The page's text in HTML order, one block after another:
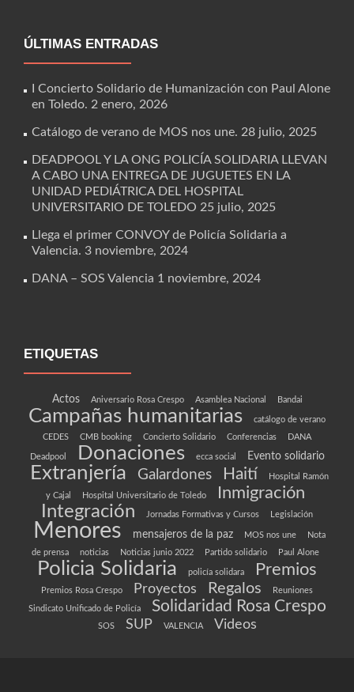
ÚLTIMAS ENTRADAS
I Concierto Solidario de Humanización con Paul Alone
en Toledo. 2 enero, 2026
Catálogo de verano de MOS nos une. 28 julio, 2025
DEADPOOL Y LA ONG POLICÍA SOLIDARIA LLEVAN
A CABO UNA ENTREGA DE JUGUETES EN LA
UNIDAD PEDIÁTRICA DEL HOSPITAL
UNIVERSITARIO DE TOLEDO 25 julio, 2025
Llega el primer CONVOY de Policía Solidaria a
Valencia. 3 noviembre, 2024
DANA – SOS Valencia 1 noviembre, 2024
ETIQUETAS
Actos Aniversario Rosa Crespo Asamblea Nacional Bandai
Campañas humanitarias
catálogo de verano
CEDES
CMB booking Concierto Solidario Conferencias DANA
Deadpool Donaciones ecca social Evento solidario
Extranjería Galardones Haití Hospital Ramón
y Cajal Hospital Universitario de Toledo Inmigración
Integración Jornadas Formativas y Cursos Legislación
Menores mensajeros de la paz MOS nos une
Nota
de prensa
noticias Noticias junio 2022 Partido solidario Paul Alone
Policia Solidaria policía solidara Premios
Premios Rosa Crespo Proyectos Regalos Reuniones
Sindicato Unificado de Policía Solidaridad Rosa Crespo
SOS SUP VALENCIA Videos